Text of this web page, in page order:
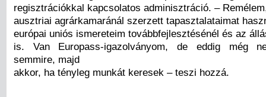
regisztrációkkal kapcsolatos adminisztráció. –
ausztriai agrárkamaránál szerzett tapasztalataimat
európai uniós ismereteim továbbfejlesztésénél és az
is. Van Europass-igazolványom, de eddig még
semmire, majd
akkor, ha tényleg munkát keresek – teszi hozzá.